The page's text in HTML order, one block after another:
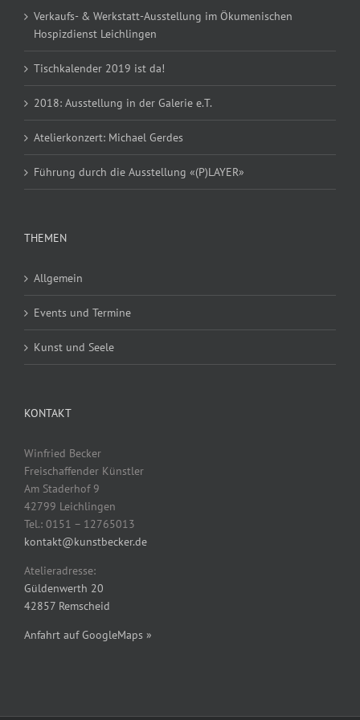
Verkaufs- & Werkstatt-Ausstellung im Ökumenischen
Hospizdienst Leichlingen
Tischkalender 2019 ist da!
2018: Ausstellung in der Galerie e.T.
Atelierkonzert: Michael Gerdes
Führung durch die Ausstellung «(P)LAYER»
THEMEN
Allgemein
Events und Termine
Kunst und Seele
KONTAKT
Winfried Becker
Freischaffender Künstler
Am Staderhof 9
42799 Leichlingen
Tel.: 0151 – 12765013
kontakt@kunstbecker.de
Atelieradresse:
Güldenwerth 20
42857 Remscheid
Anfahrt auf GoogleMaps »